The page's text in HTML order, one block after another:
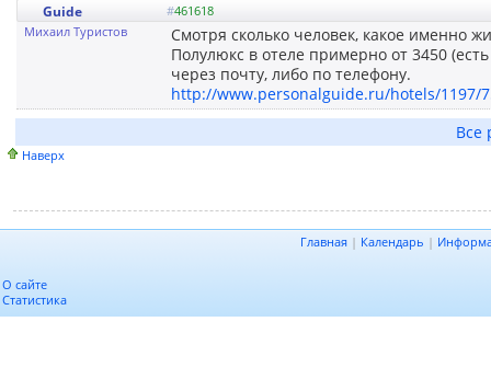
Guide #461618
Михаил Туристов
Смотря сколько человек, какое именно
Полулюкс в отеле примерно от 3450
через почту, либо по телефону.
http://www.personalguide.ru/hotels/1197/
Все
Наверх
Главная | Календарь |
О сайте
Статистика